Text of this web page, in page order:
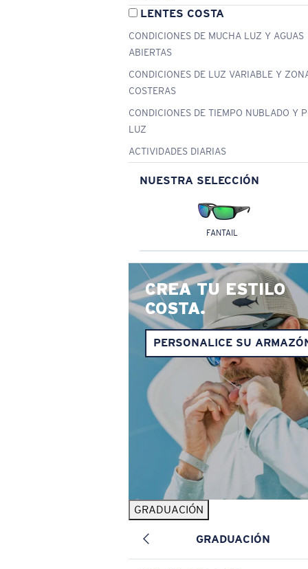
LENTES COSTA
CONDICIONES DE MUCHA LUZ Y AGUAS
ABIERTAS
CONDICIONES DE LUZ VARIABLE Y
COSTERAS
CONDICIONES DE TIEMPO NUBLADO Y
LUZ
ACTIVIDADES DIARIAS
NUESTRA SELECCIÓN
FANTAIL
CREA TU ESTILO
COSTA.
PERSONALICE SU
GRADUACIÓN
GRADUACIÓN